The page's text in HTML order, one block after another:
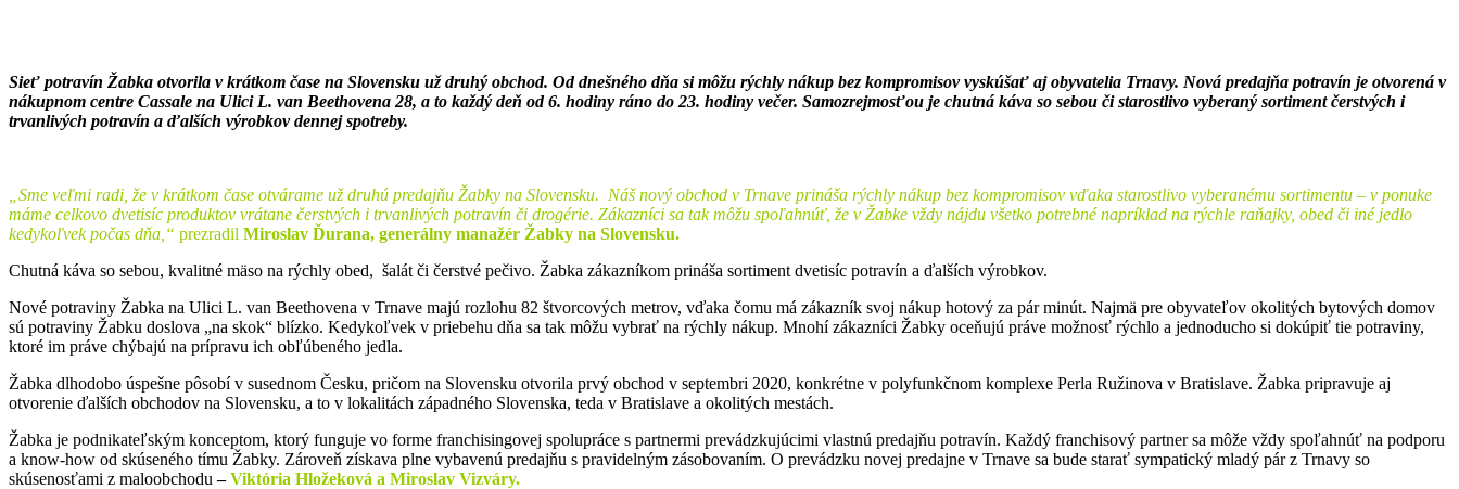
Sieť potravín Žabka otvorila v krátkom čase na Slovensku už druhý obchod. Od dnešného dňa si môžu rýchly nákup bez kompromisov vyskúšať aj obyvatelia Trnavy. Nová predajňa potravín je otvorená v
nákupnom centre Cassale na Ulici L. van Beethovena 28, a to každý deň od 6. hodiny ráno do 23. hodiny večer. Samozrejmosťou je chutná káva so sebou či starostlivo vyberaný sortiment čerstvých i
trvanlivých potravín a ďalších výrobkov dennej spotreby.
„Sme veľmi radi, že v krátkom čase otvárame už druhú predajňu Žabky na Slovensku. Náš nový obchod v Trnave prináša rýchly nákup bez kompromisov vďaka starostlivo vyberanému sortimentu – v ponuke
máme celkovo dvetisíc produktov vrátane čerstvých i trvanlivých potravín či drogérie. Zákazníci sa tak môžu spoľahnúť, že v Žabke vždy nájdu všetko potrebné napríklad na rýchle raňajky, obed či iné jedlo
kedykoľvek počas dňa,“ prezradil Miroslav Ďurana, generálny manažér Žabky na Slovensku.
Chutná káva so sebou, kvalitné mäso na rýchly obed, šalát či čerstvé pečivo. Žabka zákazníkom prináša sortiment dvetisíc potravín a ďalších výrobkov.
Nové potraviny Žabka na Ulici L. van Beethovena v Trnave majú rozlohu 82 štvorcových metrov, vďaka čomu má zákazník svoj nákup hotový za pár minút. Najmä pre obyvateľov okolitých bytových domov
sú potraviny Žabku doslova „na skok“ blízko. Kedykoľvek v priebehu dňa sa tak môžu vybrať na rýchly nákup. Mnohí zákazníci Žabky oceňujú práve možnosť rýchlo a jednoducho si dokúpiť tie potraviny,
ktoré im práve chýbajú na prípravu ich obľúbeného jedla.
Žabka dlhodobo úspešne pôsobí v susednom Česku, pričom na Slovensku otvorila prvý obchod v septembri 2020, konkrétne v polyfunkčnom komplexe Perla Ružinova v Bratislave. Žabka pripravuje aj
otvorenie ďalších obchodov na Slovensku, a to v lokalitách západného Slovenska, teda v Bratislave a okolitých mestách.
Žabka je podnikateľským konceptom, ktorý funguje vo forme franchisingovej spolupráce s partnermi prevádzkujúcimi vlastnú predajňu potravín. Každý franchisový partner sa môže vždy spoľahnúť na podporu
a know-how od skúseného tímu Žabky. Zároveň získava plne vybavenú predajňu s pravidelným zásobovaním. O prevádzku novej predajne v Trnave sa bude starať sympatický mladý pár z Trnavy so
skúsenosťami z maloobchodu–Viktória Hložeková a Miroslav Vizváry.